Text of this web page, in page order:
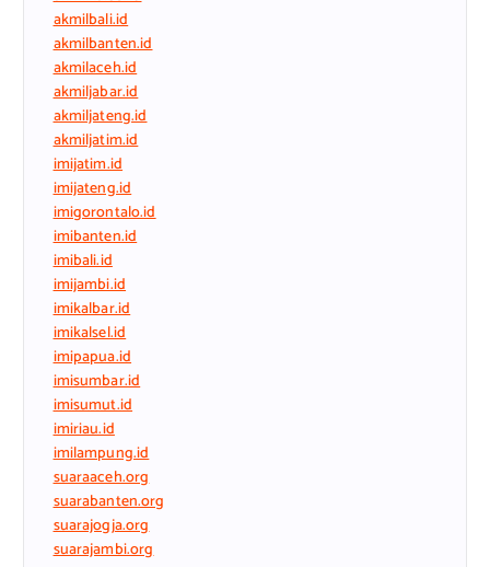
akmilbali.id
akmilbanten.id
akmilaceh.id
akmiljabar.id
akmiljateng.id
akmiljatim.id
imijatim.id
imijateng.id
imigorontalo.id
imibanten.id
imibali.id
imijambi.id
imikalbar.id
imikalsel.id
imipapua.id
imisumbar.id
imisumut.id
imiriau.id
imilampung.id
suaraaceh.org
suarabanten.org
suarajogja.org
suarajambi.org